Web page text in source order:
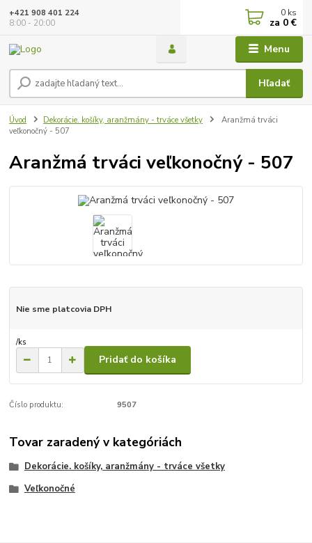
Menu
Hľadať
+421 908 401 224
8:00 - 20:00
0 ks
za 0 €
Úvod Dekorácie. košíky, aranžmány - trváce všetky
Aranžmá trváci
veľkonočný - 507
Aranžmá trváci veľkonočný - 507
Nie sme platcovia DPH
/ks
Pridať do košíka
Číslo produktu: 9507
Tovar zaradený v kategóriách
Dekorácie. košíky, aranžmány - trváce všetky
Veľkonočné